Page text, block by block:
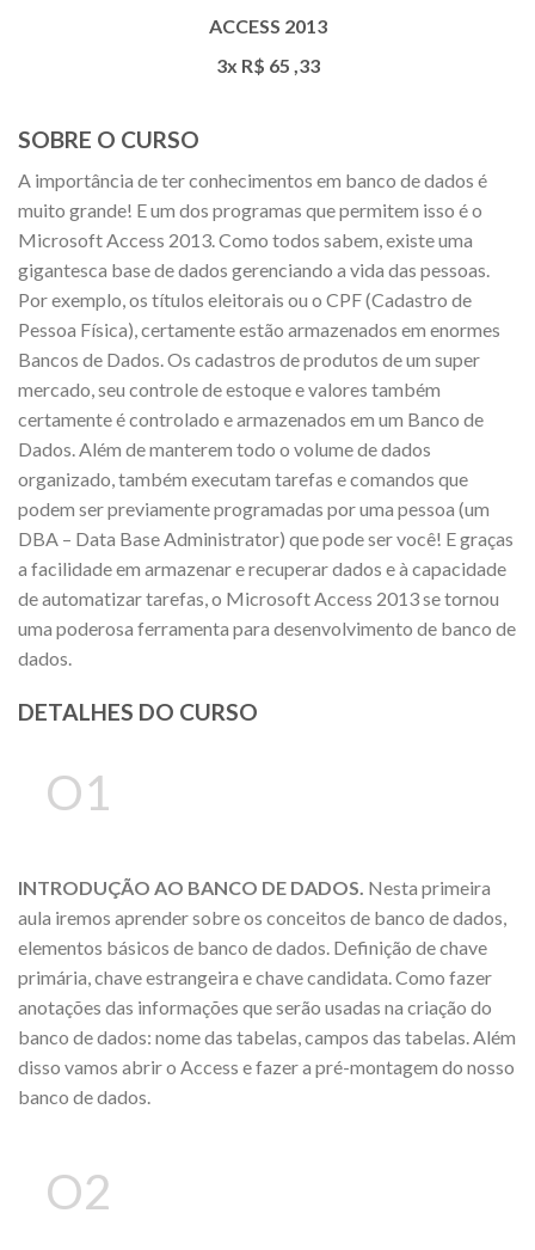
ACCESS 2013
3x R$ 65 ,33
SOBRE O CURSO
A importância de ter conhecimentos em banco de dados é
muito grande! E um dos programas que permitem isso é o
Microsoft Access 2013. Como todos sabem, existe uma
gigantesca base de dados gerenciando a vida das pessoas.
Por exemplo, os títulos eleitorais ou o CPF (Cadastro de
Pessoa Física), certamente estão armazenados em enormes
Bancos de Dados. Os cadastros de produtos de um super
mercado, seu controle de estoque e valores também
certamente é controlado e armazenados em um Banco de
Dados. Além de manterem todo o volume de dados
organizado, também executam tarefas e comandos que
podem ser previamente programadas por uma pessoa (um
DBA – Data Base Administrator) que pode ser você! E graças
a facilidade em armazenar e recuperar dados e à capacidade
de automatizar tarefas, o Microsoft Access 2013 se tornou
uma poderosa ferramenta para desenvolvimento de banco de
dados.
DETALHES DO CURSO
O1
INTRODUÇÃO AO BANCO DE DADOS. Nesta primeira
aula iremos aprender sobre os conceitos de banco de dados,
elementos básicos de banco de dados. Definição de chave
primária, chave estrangeira e chave candidata. Como fazer
anotações das informações que serão usadas na criação do
banco de dados: nome das tabelas, campos das tabelas. Além
disso vamos abrir o Access e fazer a pré-montagem do nosso
banco de dados.
O2